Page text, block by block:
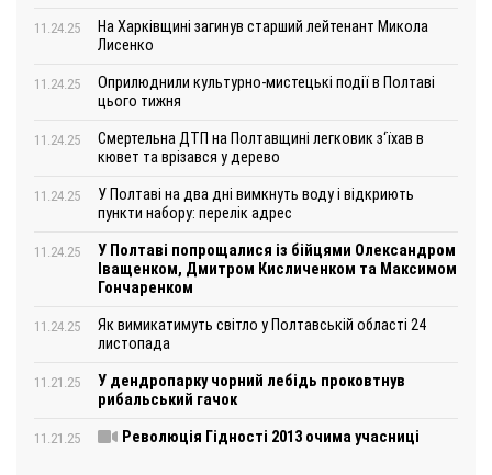
11.24.25
На Харківщині загинув старший лейтенант Микола
Лисенко
11.24.25
Оприлюднили культурно-мистецькі події в Полтаві
цього тижня
11.24.25
Смертельна ДТП на Полтавщині легковик з‘їхав в
кювет та врізався у дерево
11.24.25
У Полтаві на два дні вимкнуть воду і відкриють
пункти набору: перелік адрес
11.24.25
У Полтаві попрощалися із бійцями Олександром
Іващенком, Дмитром Кисличенком та Максимом
Гончаренком
11.24.25
Як вимикатимуть світло у Полтавській області 24
листопада
11.21.25
У дендропарку чорний лебідь проковтнув
рибальський гачок
11.21.25 Революція Гідності 2013 очима учасниці